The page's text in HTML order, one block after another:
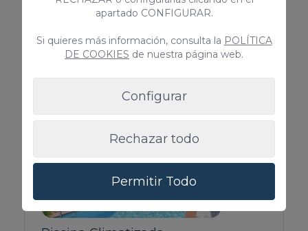
> VER TODOS
Servicios complementarios
apartado CONFIGURAR.
Si quieres más información, consulta la POLÍTICA
DE COOKIES de nuestra página web.
Configurar
Rechazar todo
Permitir Todo